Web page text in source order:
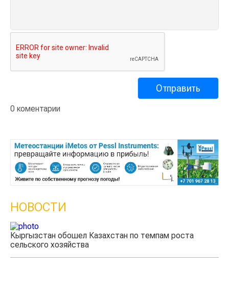
0 коментарии
НОВОСТИ
Казахстанские фермеры заработали $35 млн на
экспорте чечевицы